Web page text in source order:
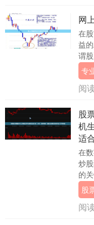
网
在
益
谓
资
更
专
阅
股
机
适
在
炒
的
资
可
股
阅